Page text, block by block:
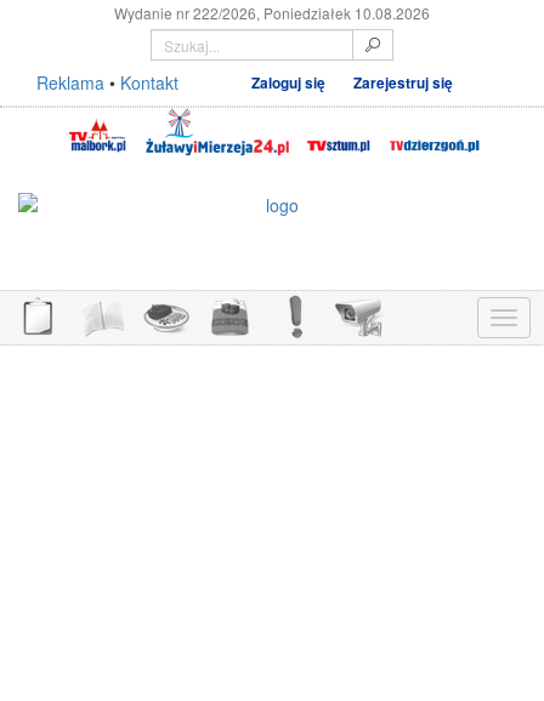
Wydanie nr 222/2026, Poniedziałek 10.08.2026
Reklama • Kontakt Zaloguj się Zarejestruj się
Menu